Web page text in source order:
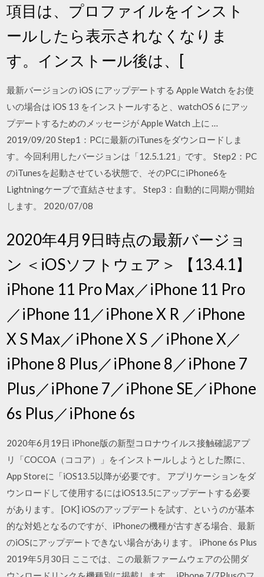
項目は、プロファイルをインスト
ールしたら表示されなくなりま
す。インストール後は、[
最新バージョンの iOS にアップデートする Apple Watch をお使
いの場合は iOS 13 をインストールすると、watchOS 6 にアッ
プデートするためのメッセージが Apple Watch 上に …
2019/09/20 Step1：PCに最新のiTunesをダウンロードしま
す。今回利用したバージョンは「12.5.1.21」です。 Step2：PC
のiTunesを起動させている状態で、そのPCにiPhone6を
Lightningケーブで直結させます。 Step3：自動的に同期が開始
します。 2020/07/08
2020年4月9日時点の最新バージョ
ン ＜iOSソフトウェア＞ 【13.4.1】
iPhone 11 Pro Max／iPhone 11 Pro
／iPhone 11／iPhone X R ／iPhone
X S Max／iPhone X S ／iPhone X／
iPhone 8 Plus／iPhone 8／iPhone 7
Plus／iPhone 7／iPhone SE／iPhone
6s Plus／iPhone 6s
2020年6月19日 iPhone版の新型コロナウイルス接触確認アプ
リ「COCOA（ココア）」をインストールしようとした際に、
App Storeに「iOS13.5以降が必要です。 アプリケーションをダ
ウンロードして使用するにはiOS13.5にアップデートする必要
があります。 [OK] iOSのアップデートを試す、というのが基本
的な対処となるのですが、iPhoneの機種が古すぎる場合、最新
のiOSにアップデートできない場合があります。 iPhone 6s Plus
2019年5月30日 ここでは、この最新ファームウェアの公開ダ